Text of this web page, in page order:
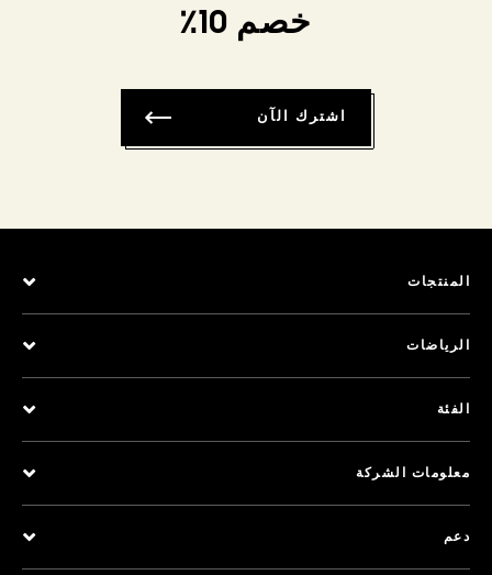
خصم 10٪
اشترك الآن
المنتجات
الرياضات
الفئة
معلومات الشركة
دعم